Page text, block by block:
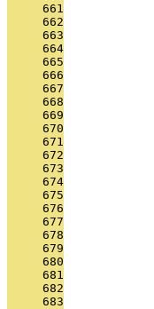
     661
     662
     663
     664
     665
     666
     667
     668
     669
     670
     671
     672
     673
     674
     675
     676
     677
     678
     679
     680
     681
     682
     683